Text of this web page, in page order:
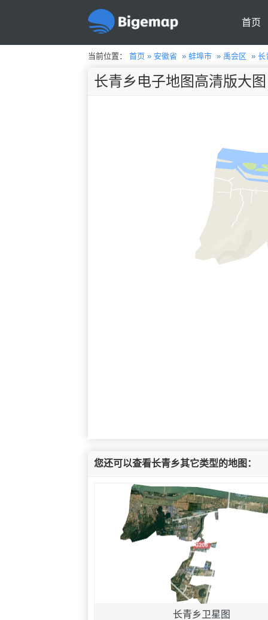
首页
当前位置： 首页» 安徽省 » 蚌埠市» 禹会区 » 长
长青乡电子地图高清版大图
您还可以查看长青乡其它类型的地图：
长青乡卫星图